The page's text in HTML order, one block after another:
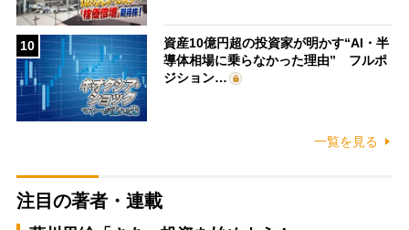
10
資産10億円超の投資家が明かす“AI・半
導体相場に乗らなかった理由” フルポ
ジション…
一覧を見る
注目の著者・連載